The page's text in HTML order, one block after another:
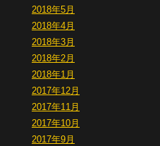
2018年5月
2018年4月
2018年3月
2018年2月
2018年1月
2017年12月
2017年11月
2017年10月
2017年9月